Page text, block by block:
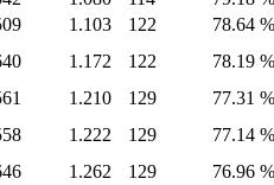
1.103 122
78.64 %
1.172 122
78.19 %
1.210 129
77.31 %
1.222 129
77.14 %
1.262 129
76.96 %